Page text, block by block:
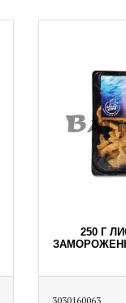
250 Г
3030160063